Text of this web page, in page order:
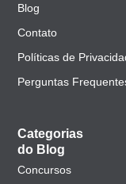
Blog
Contato
Políticas de
Perguntas
Categorias
do Blog
Concursos